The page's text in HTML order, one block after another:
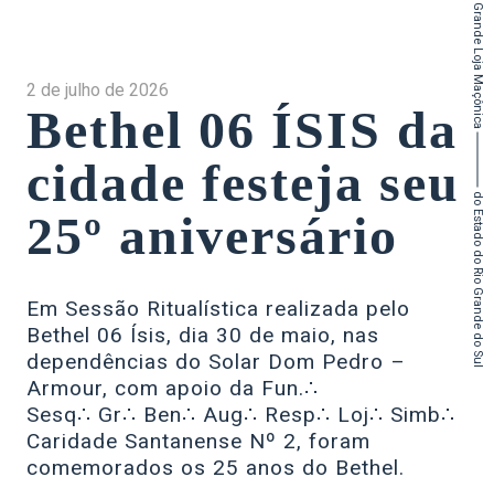
Grande Loja Maçônica
do Estado do Rio Grande do Sul
2 de julho de 2026
Bethel 06 ÍSIS da
cidade festeja seu
25º aniversário
Em Sessão Ritualística realizada pelo
Bethel 06 Ísis, dia 30 de maio, nas
dependências do Solar Dom Pedro –
Armour, com apoio da Fun.∴
Sesq∴ Gr∴ Ben∴ Aug∴ Resp∴ Loj∴ Simb∴
Caridade Santanense Nº 2, foram
comemorados os 25 anos do Bethel.